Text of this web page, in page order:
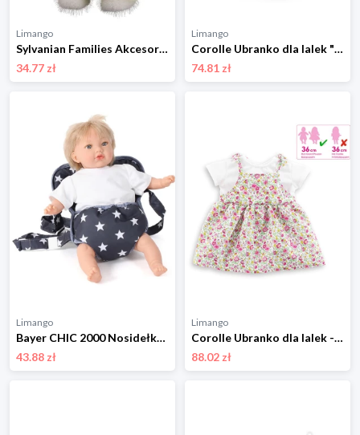
Limango
Sylvanian Families Akcesoria dla lalek "Persian kittens" - 3+ rozmiar: onesize
34.77 zł
Limango
Corolle Ubranko dla lalek "Paris" - 2+ rozmiar: onesize
74.81 zł
Limango
Bayer CHIC 2000 Nosidełko dla lalek - 3+ rozmiar: onesize
43.88 zł
Limango
Corolle Ubranko dla lalek - 2+ rozmiar: onesize
88.02 zł